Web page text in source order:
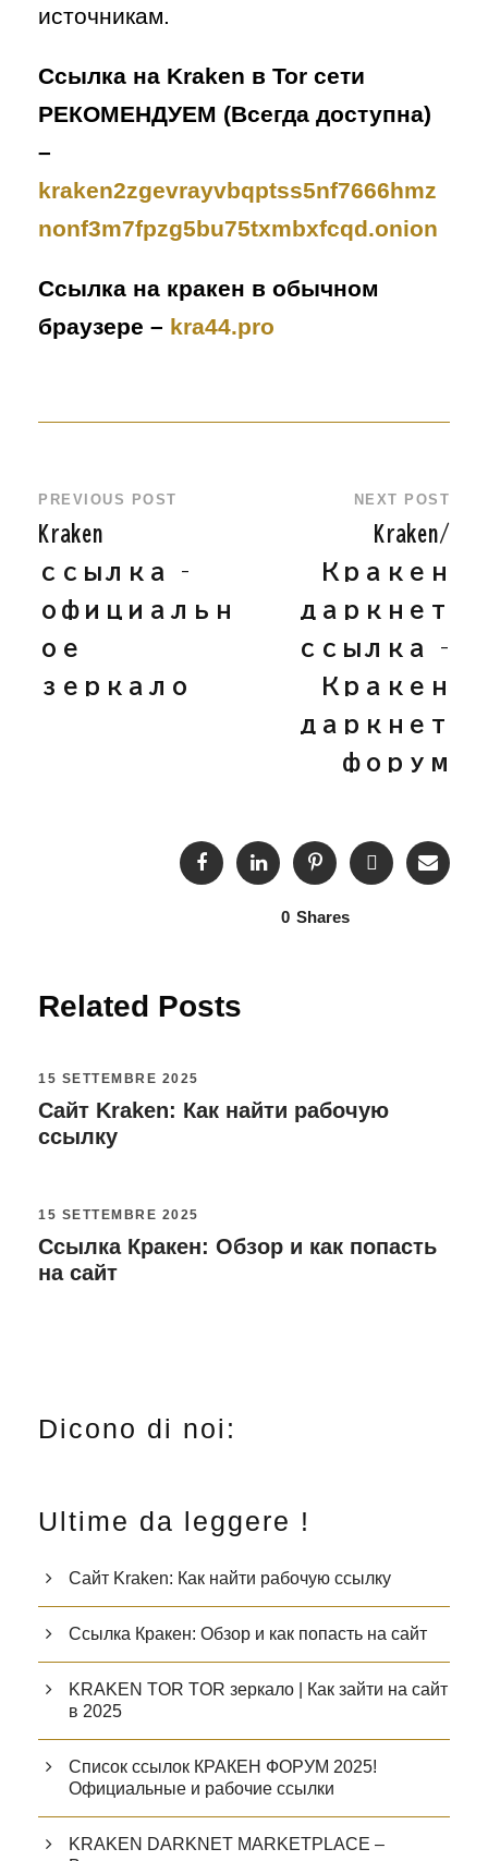
источникам.
Ссылка на Kraken в Tor сети
РЕКОМЕНДУЕМ (Всегда доступна)
–
kraken2zgevrayvbqptss5nf7666hmz
nonf3m7fpzg5bu75txmbxfcqd.onion
Ссылка на кракен в обычном
браузере – kra44.pro
PREVIOUS POST
Kraken
ссылка –
официальн
ое
зеркало
NEXT POST
Kraken/
Кракен
даркнет
ссылка –
Кракен
даркнет
форум
0 Shares
Related Posts
15 SETTEMBRE 2025
Сайт Kraken: Как найти рабочую
ссылку
15 SETTEMBRE 2025
Ссылка Кракен: Обзор и как попасть
на сайт
Dicono di noi:
Ultime da leggere !
Сайт Kraken: Как найти рабочую ссылку
Ссылка Кракен: Обзор и как попасть на сайт
KRAKEN TOR TOR зеркало | Как зайти на сайт
в 2025
Список ссылок КРАКЕН ФОРУМ 2025!
Официальные и рабочие ссылки
KRAKEN DARKNET MARKETPLACE –